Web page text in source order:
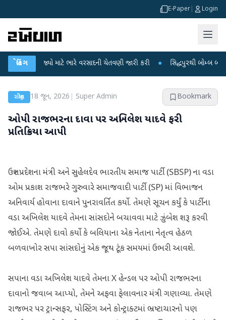
E-Paper Login
બ્રેકિંગ
રાજ્યો માટે ભારે વરસાદની ચેતવણી જારી કરી ● સિદ્ધપુરથી બોમ્બ બનાવવાની
રાષ્ટ્રીય 18 જૂન, 2026 Super Admin Bookmark
ઓપી રાજભરના દાવા પર અખિલેશ યાદવે ફરી
પ્રતિક્રિયા આપી
ઉત્તર પ્રદેશના મંત્રી અને સુહેલદેવ ભારતીય સમાજ પાર્ટી (SBSP) ના વડા
ઓમ પ્રકાશ રાજભરે ગુરુવારે સમાજવાદી પાર્ટી (SP) માં વિભાજન
અનિવાર્ય હોવાના દાવાને પુનરાવર્તિત કર્યો. તેમણે સૂચન કર્યું કે પાર્ટીના
વડા અખિલેશ યાદવે તેમના સાંસદોને બચાવવા માટે ઝુંબેશ શરૂ કરવી
જોઈએ. તેમણે દાવો કર્યો કે બલિયાના એક નેતાના નેતૃત્વ હેઠળ
બળવાખોર સપા સાંસદોનું એક જૂથ ટૂંક સમયમાં ઉભરી આવશે.
સપાના વડા અખિલેશ યાદવે તેમના X હેન્ડલ પર ઓપી રાજભરના
દાવાનો જવાબ આપ્યો, તેમને અફવા ફેલાવનાર મંત્રી ગણાવ્યા. તેમણે
રાજભર પર ટ્રાન્સફર, પોસ્ટિંગ અને કોન્ટ્રાક્ટમાં ભ્રષ્ટાચારનો પણ